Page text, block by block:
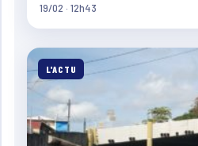
19/02 · 12h43
L'ACTU